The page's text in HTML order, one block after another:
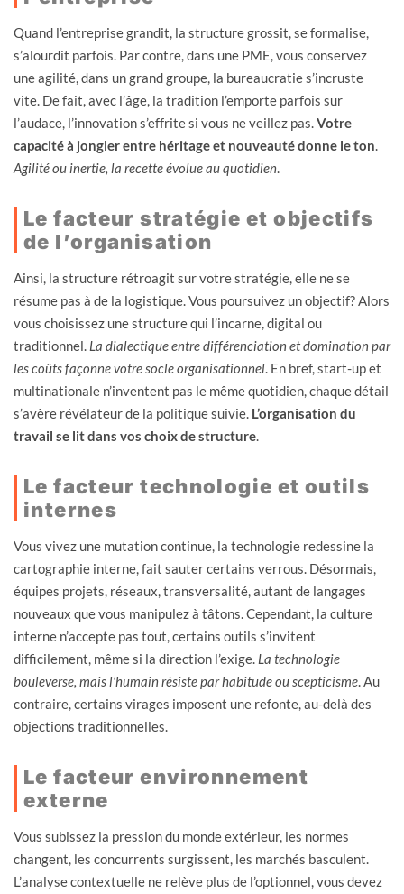
Quand l’entreprise grandit, la structure grossit, se formalise,
s’alourdit parfois. Par contre, dans une PME, vous conservez
une agilité, dans un grand groupe, la bureaucratie s’incruste
vite. De fait, avec l’âge, la tradition l’emporte parfois sur
l’audace, l’innovation s’effrite si vous ne veillez pas.Votre
capacité à jongler entre héritage et nouveauté donne le ton.
Agilité ou inertie, la recette évolue au quotidien.
Le facteur stratégie et objectifs
de l’organisation
Ainsi, la structure rétroagit sur votre stratégie, elle ne se
résume pas à de la logistique. Vous poursuivez un objectif? Alors
vous choisissez une structure qui l’incarne, digital ou
traditionnel. La dialectique entre différenciation et domination par
les coûts façonne votre socle organisationnel. En bref, start-up et
multinationale n’inventent pas le même quotidien, chaque détail
s’avère révélateur de la politique suivie. L’organisation du
travail se lit dans vos choix de structure.
Le facteur technologie et outils
internes
Vous vivez une mutation continue, la technologie redessine la
cartographie interne, fait sauter certains verrous. Désormais,
équipes projets, réseaux, transversalité, autant de langages
nouveaux que vous manipulez à tâtons. Cependant, la culture
interne n’accepte pas tout, certains outils s’invitent
difficilement, même si la direction l’exige. La technologie
bouleverse, mais l’humain résiste par habitude ou scepticisme. Au
contraire, certains virages imposent une refonte, au-delà des
objections traditionnelles.
Le facteur environnement
externe
Vous subissez la pression du monde extérieur, les normes
changent, les concurrents surgissent, les marchés basculent.
L’analyse contextuelle ne relève plus de l’optionnel, vous devez